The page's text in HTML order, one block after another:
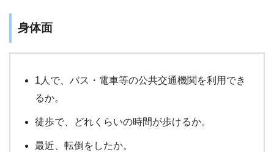
身体面
1人で、バス・電車等の公共交通機関を利用でき
るか。
徒歩で、どれくらいの時間が歩けるか。
最近、転倒をしたか。